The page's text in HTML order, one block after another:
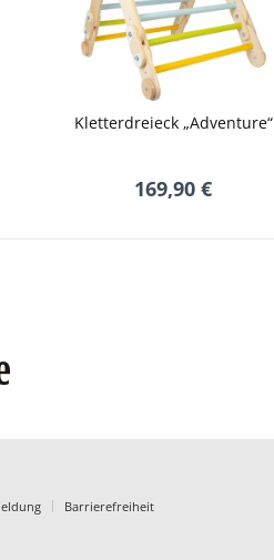
Kletterdreieck „Adventure“
169,90 €
Barrierefreiheit